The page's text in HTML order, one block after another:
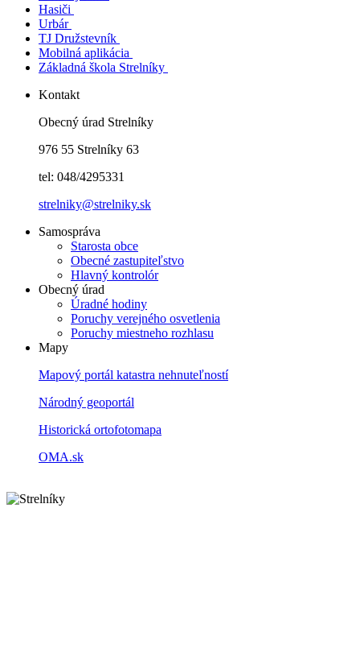
Hasiči
Urbár
TJ Družstevník
Mobilná aplikácia
Základná škola Strelníky
Kontakt
Obecný úrad Strelníky
976 55 Strelníky 63
tel: 048/4295331
strelniky@strelniky.sk
Samospráva
Starosta obce
Obecné zastupiteľstvo
Hlavný kontrolór
Obecný úrad
Úradné hodiny
Poruchy verejného osvetlenia
Poruchy miestneho rozhlasu
Mapy
Mapový portál katastra nehnuteľností
Národný geoportál
Historická ortofotomapa
OMA.sk